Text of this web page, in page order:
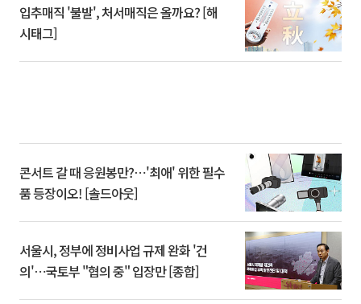
입추매직 '불발', 처서매직은 올까요? [해
시태그]
콘서트 갈 때 응원봉만?⋯'최애' 위한 필수
품 등장이오! [솔드아웃]
서울시, 정부에 정비사업 규제 완화 '건
의'⋯국토부 "협의 중" 입장만 [종합]